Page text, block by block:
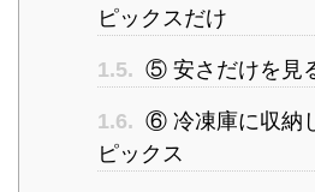
ピックスだけ
1.5. ⑤ 安さだけを見
1.6. ⑥ 冷凍庫に収納
ピックス